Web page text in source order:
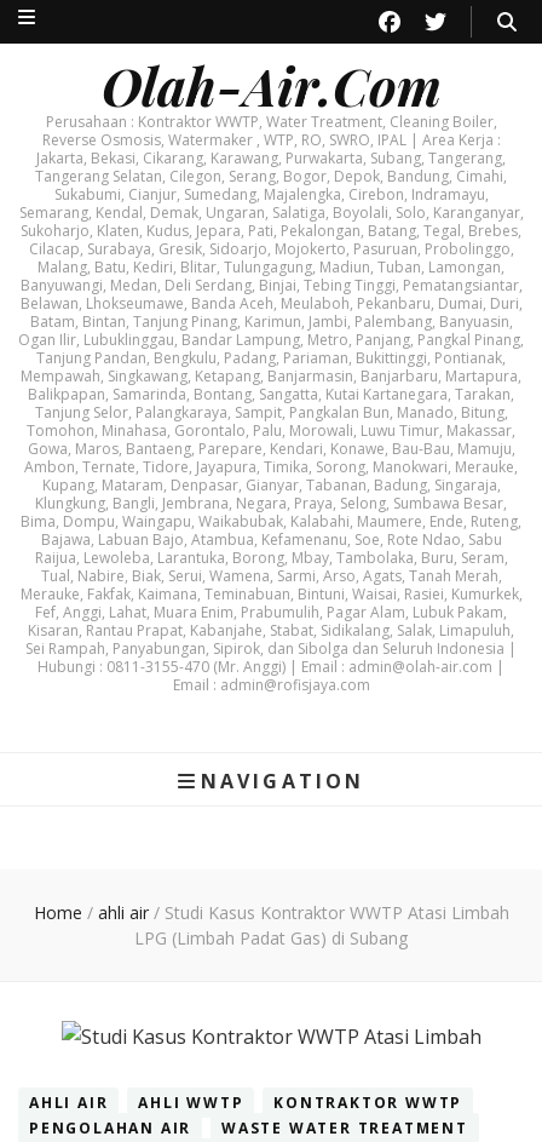
Olah-Air.Com
Perusahaan : Kontraktor WWTP, Water Treatment, Cleaning Boiler,
Reverse Osmosis, Watermaker , WTP, RO, SWRO, IPAL | Area Kerja :
Jakarta, Bekasi, Cikarang, Karawang, Purwakarta, Subang, Tangerang,
Tangerang Selatan, Cilegon, Serang, Bogor, Depok, Bandung, Cimahi,
Sukabumi, Cianjur, Sumedang, Majalengka, Cirebon, Indramayu,
Semarang, Kendal, Demak, Ungaran, Salatiga, Boyolali, Solo, Karanganyar,
Sukoharjo, Klaten, Kudus, Jepara, Pati, Pekalongan, Batang, Tegal, Brebes,
Cilacap, Surabaya, Gresik, Sidoarjo, Mojokerto, Pasuruan, Probolinggo,
Malang, Batu, Kediri, Blitar, Tulungagung, Madiun, Tuban, Lamongan,
Banyuwangi, Medan, Deli Serdang, Binjai, Tebing Tinggi, Pematangsiantar,
Belawan, Lhokseumawe, Banda Aceh, Meulaboh, Pekanbaru, Dumai, Duri,
Batam, Bintan, Tanjung Pinang, Karimun, Jambi, Palembang, Banyuasin,
Ogan Ilir, Lubuklinggau, Bandar Lampung, Metro, Panjang, Pangkal Pinang,
Tanjung Pandan, Bengkulu, Padang, Pariaman, Bukittinggi, Pontianak,
Mempawah, Singkawang, Ketapang, Banjarmasin, Banjarbaru, Martapura,
Balikpapan, Samarinda, Bontang, Sangatta, Kutai Kartanegara, Tarakan,
Tanjung Selor, Palangkaraya, Sampit, Pangkalan Bun, Manado, Bitung,
Tomohon, Minahasa, Gorontalo, Palu, Morowali, Luwu Timur, Makassar,
Gowa, Maros, Bantaeng, Parepare, Kendari, Konawe, Bau-Bau, Mamuju,
Ambon, Ternate, Tidore, Jayapura, Timika, Sorong, Manokwari, Merauke,
Kupang, Mataram, Denpasar, Gianyar, Tabanan, Badung, Singaraja,
Klungkung, Bangli, Jembrana, Negara, Praya, Selong, Sumbawa Besar,
Bima, Dompu, Waingapu, Waikabubak, Kalabahi, Maumere, Ende, Ruteng,
Bajawa, Labuan Bajo, Atambua, Kefamenanu, Soe, Rote Ndao, Sabu
Raijua, Lewoleba, Larantuka, Borong, Mbay, Tambolaka, Buru, Seram,
Tual, Nabire, Biak, Serui, Wamena, Sarmi, Arso, Agats, Tanah Merah,
Merauke, Fakfak, Kaimana, Teminabuan, Bintuni, Waisai, Rasiei, Kumurkek,
Fef, Anggi, Lahat, Muara Enim, Prabumulih, Pagar Alam, Lubuk Pakam,
Kisaran, Rantau Prapat, Kabanjahe, Stabat, Sidikalang, Salak, Limapuluh,
Sei Rampah, Panyabungan, Sipirok, dan Sibolga dan Seluruh Indonesia |
Hubungi : 0811-3155-470 (Mr. Anggi) | Email : admin@olah-air.com |
Email : admin@rofisjaya.com
NAVIGATION
Home / ahli air / Studi Kasus Kontraktor WWTP Atasi Limbah
LPG (Limbah Padat Gas) di Subang
AHLI AIR AHLI WWTP
KONTRAKTOR WWTP
PENGOLAHAN AIR
WASTE WATER TREATMENT